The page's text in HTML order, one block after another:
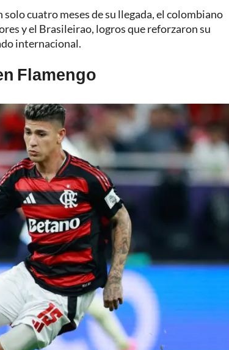
cuatro meses de su llegada, el colombiano
y el Brasileirao, logros que reforzaron su
internacional.
Flamengo